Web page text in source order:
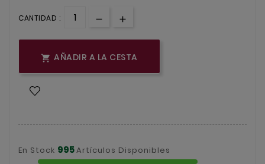
CANTIDAD :
 AÑADIR A LA CESTA
En Stock 995Artículos Disponibles